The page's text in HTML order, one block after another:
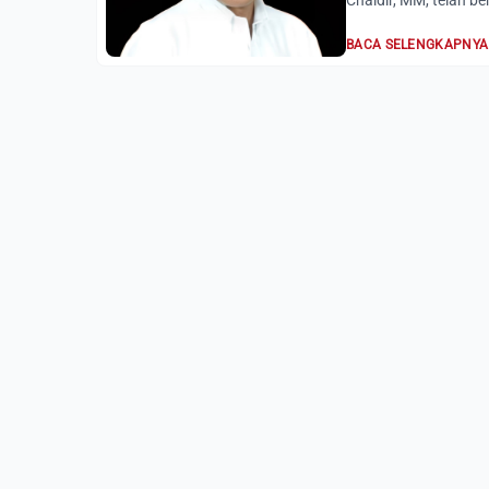
BACA SELENGKAPNYA